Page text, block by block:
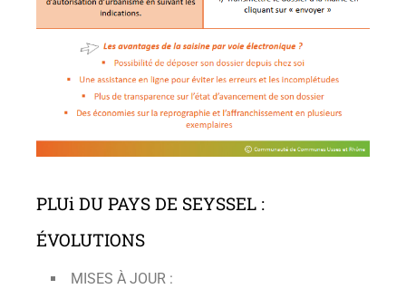
PLUi DU PAYS DE SEYSSEL :
ÉVOLUTIONS
MISES À JOUR :